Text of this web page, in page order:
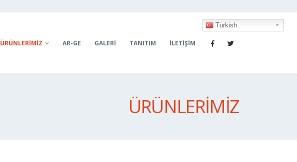
ÜRÜNLERİMİZ AR-GE GALERİ TANITIM İLETİŞİM
Turkish
ÜRÜNLERİMİZ